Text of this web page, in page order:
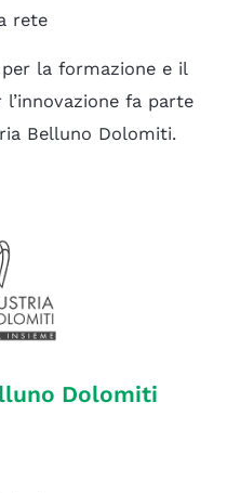
rete
la formazione e il
fa parte
Belluno Dolomiti.
Dolomiti